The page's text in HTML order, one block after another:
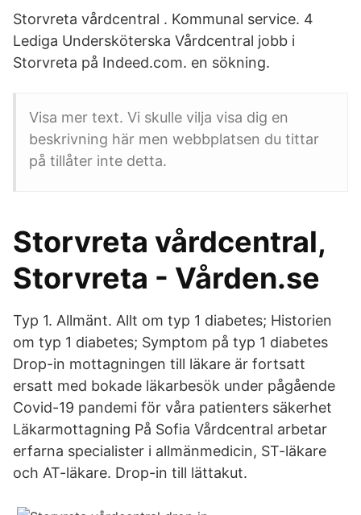
Storvreta vårdcentral . Kommunal service. 4
Lediga Undersköterska Vårdcentral jobb i
Storvreta på Indeed.com. en sökning.
Visa mer text. Vi skulle vilja visa dig en
beskrivning här men webbplatsen du tittar
på tillåter inte detta.
Storvreta vårdcentral,
Storvreta - Vården.se
Typ 1. Allmänt. Allt om typ 1 diabetes; Historien
om typ 1 diabetes; Symptom på typ 1 diabetes
Drop-in mottagningen till läkare är fortsatt
ersatt med bokade läkarbesök under pågående
Covid-19 pandemi för våra patienters säkerhet
Läkarmottagning På Sofia Vårdcentral arbetar
erfarna specialister i allmänmedicin, ST-läkare
och AT-läkare. Drop-in till lättakut.